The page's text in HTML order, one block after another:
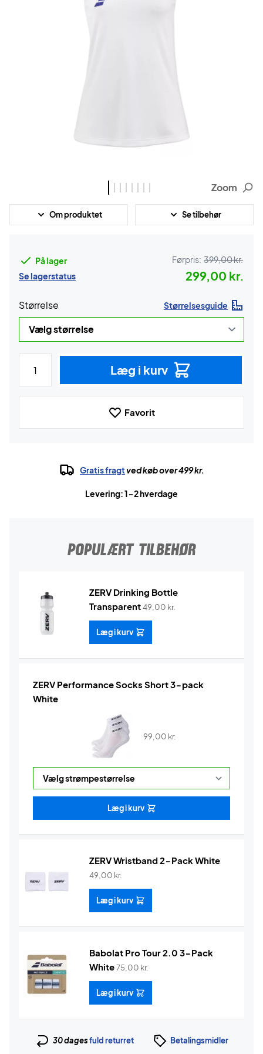
Zoom
Om produktet Se tilbehør
På lager
Se lagerstatus
Førpris: 399,00 kr.
299,00 kr.
Størrelse Størrelsesguide
Læg i kurv
Favorit
Gratis fragtved køb over 499 kr.
Levering: 1-2 hverdage
POPULÆRT TILBEHØR
ZERV Drinking Bottle
Transparent49,00 kr.
Læg i kurv
ZERV Performance Socks Short 3-pack
White
99,00 kr.
Læg i kurv
ZERV Wristband 2-Pack White
49,00 kr.
Læg i kurv
Babolat Pro Tour 2.0 3-Pack
White75,00 kr.
Læg i kurv
30 dagesfuld returret Betalingsmidler